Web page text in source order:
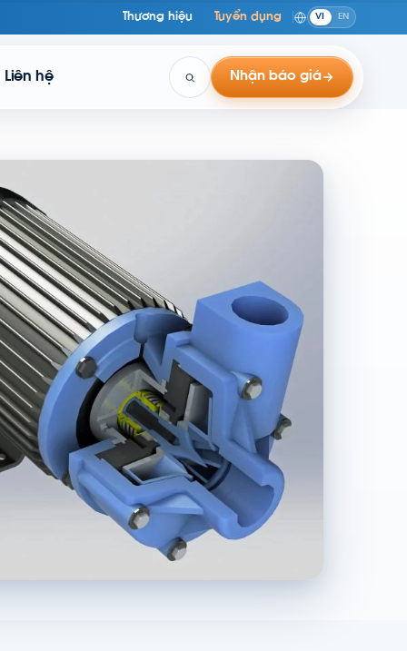
Thương hiệu Tuyển dụng VI EN
Liên hệ Nhận báo giá